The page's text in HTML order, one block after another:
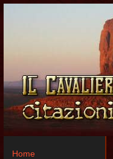
Home